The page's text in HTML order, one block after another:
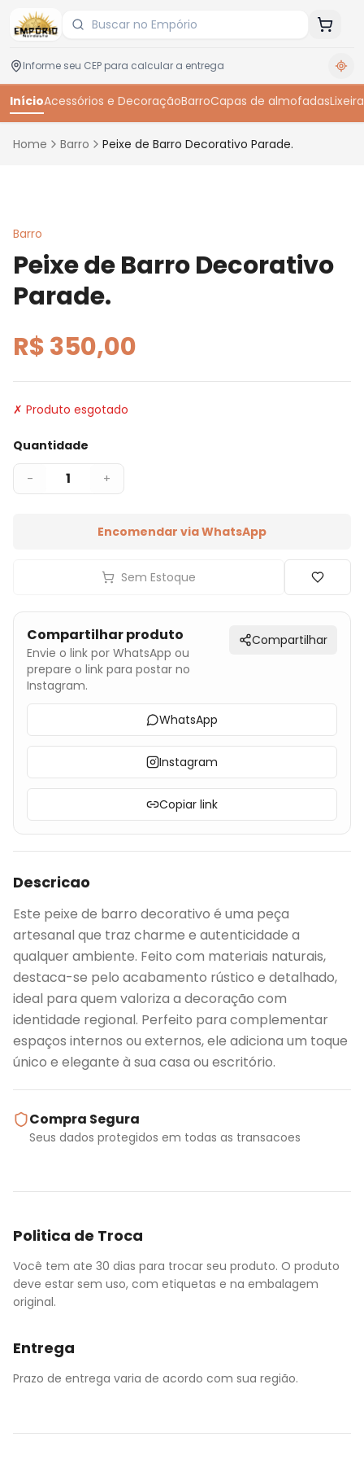
InícioAcessórios e DecoraçãoBarroCapas de almofadasLixeira
Home Barro Peixe de Barro Decorativo Parade.
Barro
Peixe de Barro Decorativo
Parade.
R$ 350,00
✗ Produto esgotado
Quantidade
- 1 +
Encomendar via WhatsApp
Sem Estoque
Compartilhar produto
Envie o link por WhatsApp ou
prepare o link para postar no
Instagram.
Compartilhar
WhatsApp
Instagram
Copiar link
Descricao
Este peixe de barro decorativo é uma peça
artesanal que traz charme e autenticidade a
qualquer ambiente. Feito com materiais naturais,
destaca-se pelo acabamento rústico e detalhado,
ideal para quem valoriza a decoração com
identidade regional. Perfeito para complementar
espaços internos ou externos, ele adiciona um toque
único e elegante à sua casa ou escritório.
Compra Segura
Seus dados protegidos em todas as transacoes
Politica de Troca
Você tem ate 30 dias para trocar seu produto. O produto
deve estar sem uso, com etiquetas e na embalagem
original.
Entrega
Prazo de entrega varia de acordo com sua região.